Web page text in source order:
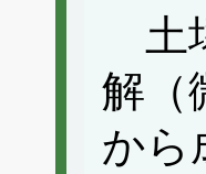
土
解（
から